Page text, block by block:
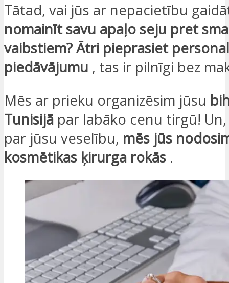
Tātad, vai jūs ar nepacietību
nomainīt savu apaļo seju pret
vaibstiem? Ātri pieprasiet
piedāvājumu , tas ir pilnīgi bez
Mēs ar prieku organizēsim jūsu
Tunisijā par labāko cenu tirgū!
par jūsu veselību, mēs jūs
kosmētikas ķirurga rokās .